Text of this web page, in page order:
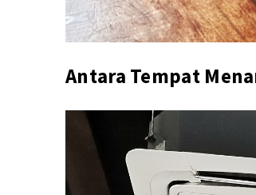
Antara Tempat